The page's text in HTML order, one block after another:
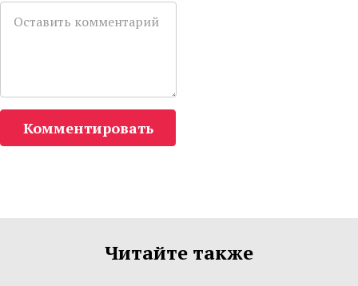
Комментировать
Читайте также